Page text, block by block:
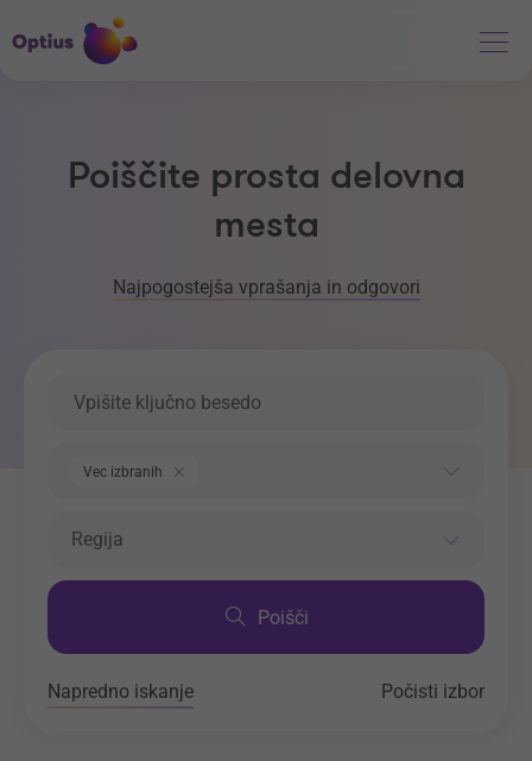
Poiščite prosta delovna
mesta
Najpogostejša vprašanja in odgovori
Vec izbranih
Regija
Poišči
Napredno iskanje Počisti izbor